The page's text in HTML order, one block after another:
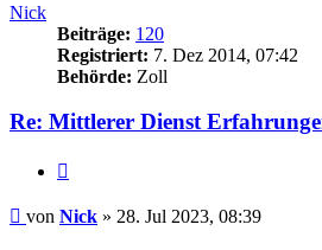
Nick
Beiträge: 120
Registriert: 7. Dez 2014, 07:42
Behörde: Zoll
Re: Mittlerer Dienst
Beitrag
von Nick » 28. Jul 2023, 08:39